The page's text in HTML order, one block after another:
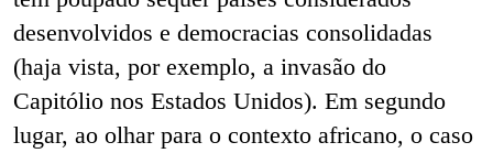
desenvolvidos e democracias consolidadas
(haja vista, por exemplo, a invasão do
Capitólio nos Estados Unidos). Em segundo
lugar, ao olhar para o contexto africano, o caso